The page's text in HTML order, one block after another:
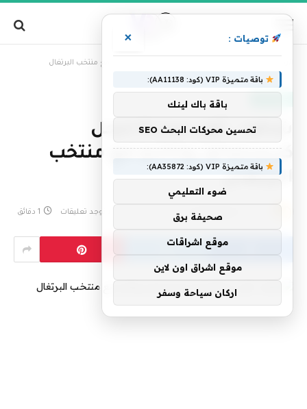
شاهد.. أول مباراة لنجل كريستيانو رونالدو مع منتخب البرتغال
شاهد.. أول مباراة لنجل
كريستيانو رونالدو مع منتخب
البرتغال
فريق التحرير 15 مايو، 2025 لا توجد تعليقات 1 دقائق
توصيات : ×
باقة متميزة VIP (كود: AA11138):
باقة باك لينك
تحسين محركات البحث SEO
باقة متميزة VIP (كود: AA35872):
ضوء التعليمي
صحيفة برق
موقع اشراقات
موقع اشراق اون لاين
اركان سياحة وسفر